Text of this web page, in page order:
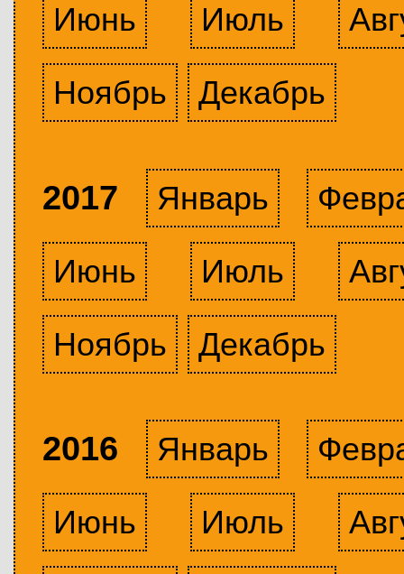
Июнь
Июль
Ноябрь
Декабрь
2017 Январь
Июнь
Июль
Ноябрь
Декабрь
2016 Январь
Июнь
Июль